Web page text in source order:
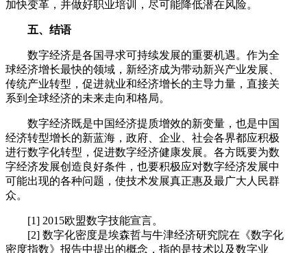
加快变革，并做好职业培训，尽可能降低潜在风险。
五、结语
数字经济是各国寻求可持续发展的重要机遇。作为全
球经济增长最快的领域，新经济成为带动新兴产业发展、
传统产业转型，促进就业和经济增长的主导力量，直接关
系到全球经济的未来走向和格局。
数字经济既是中国经济提质增效的新变量，也是中国
经济转型增长的新蓝海，政府、企业、社会各界都应积极
进行数字化转型，促进数字经济健康发展。各方既要为数
字经济发展创造良好条件，也要积极应对数字经济发展中
可能出现的各种问题，使技术发展真正惠及最广大人民群
众。
[1] 2015欧盟数字技能宣言。
[2] 数字化密度是埃森哲与牛津经济研究院在《数字化
密度指数》报告中提出的概念，指的是技术以及数字业